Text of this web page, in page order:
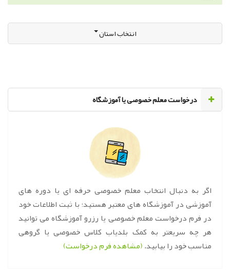
انتخاب استان
‌درخواست معلم خصوصی یا آموزشگاه
اگر به دنبال انتخاب معلم خصوصی حرفه ای یا دوره های
آموزشی در آموزشگاه های معتبر هستید؛ با ثبت اطلاعات خود
در فرم درخواست معلم خصوصی یا رزرو آموزشگاه می توانید
هر چه سریعتر به کمک بلدیاب کلاس خصوصی یا گروهی
مناسب خود را بیابید.(مشاهده فرم درخواست)